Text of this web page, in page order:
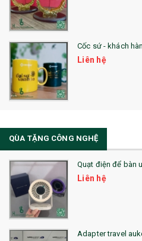
29. MÓC KHOÁ
31. TÚI VẢI KHÔNG DỆT
32. TÚI VẢI BỐ
33. MŨ LƯỠI TRAI
36. QUẠT NHỰA QUẢNG CÁO
QUÀ TẶNG KHUYẾN MẠI
QUÀ TẶNG SX NHANH
QUÀ TẶNG HỘI THẢO
QUÀ TẶNG CÔNG NGHỆ
Cốc sứ - khách
Liên hệ
QÙA TẶNG CÔNG NGHỆ
Quạt điện để bàn
Liên hệ
Adapter travel